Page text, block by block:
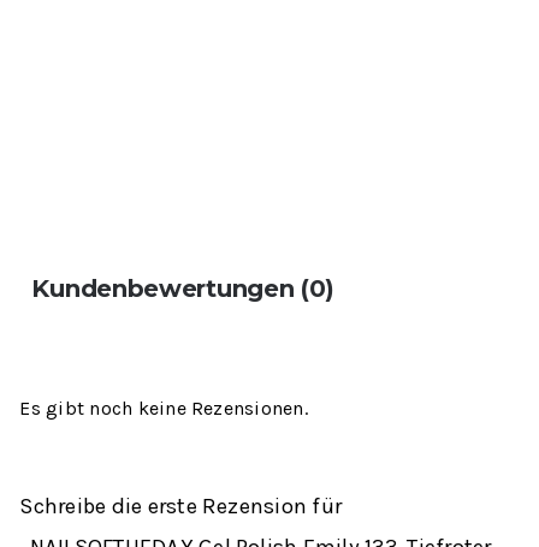
Kundenbewertungen (0)
Es gibt noch keine Rezensionen.
Schreibe die erste Rezension für